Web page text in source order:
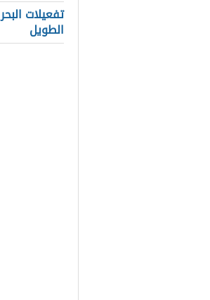
تفعيلات البحر
الطويل